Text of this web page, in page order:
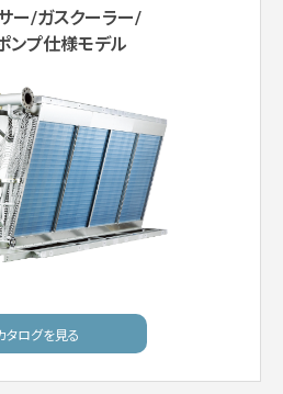
ー/ガスクーラー/
ンプ仕様モデル
タログを見る